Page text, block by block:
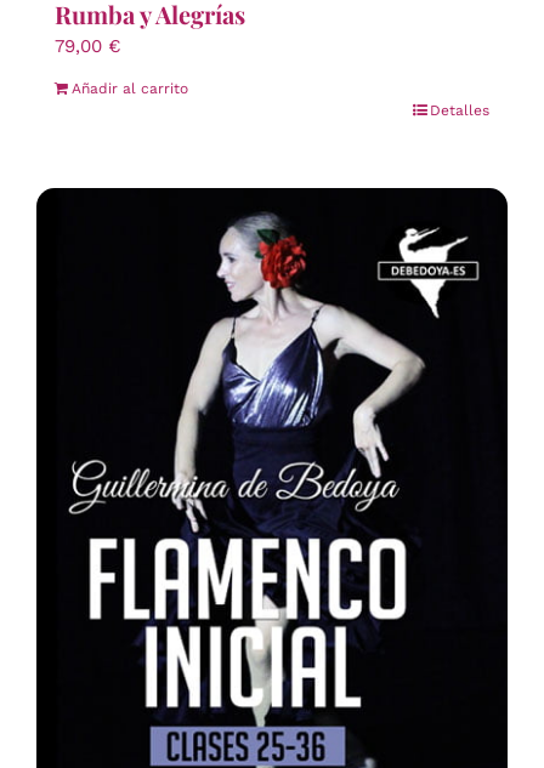
Rumba y Alegrías
79,00 €
Añadir al carrito
Detalles